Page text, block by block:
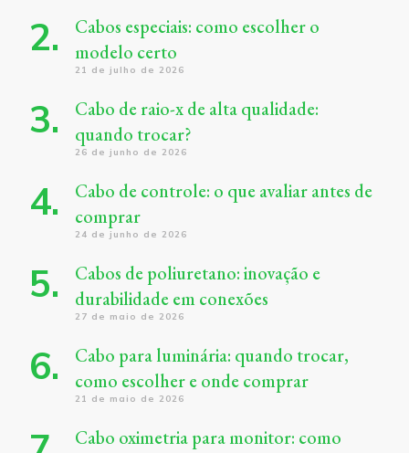
Cabos especiais: como escolher o
modelo certo
21 de julho de 2026
Cabo de raio-x de alta qualidade:
quando trocar?
26 de junho de 2026
Cabo de controle: o que avaliar antes de
comprar
24 de junho de 2026
Cabos de poliuretano: inovação e
durabilidade em conexões
27 de maio de 2026
Cabo para luminária: quando trocar,
como escolher e onde comprar
21 de maio de 2026
Cabo oximetria para monitor: como